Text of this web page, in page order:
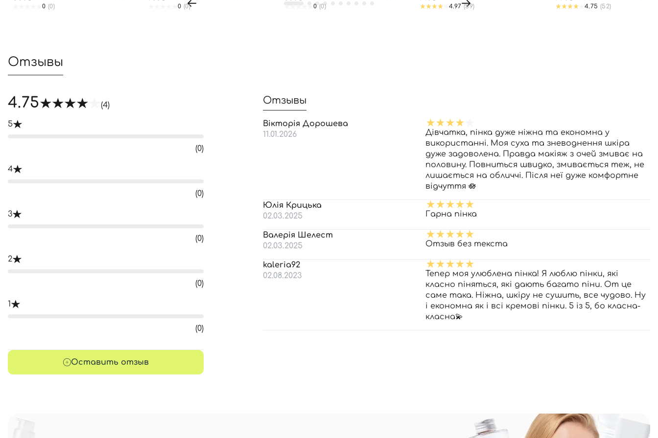
0 (0)
0 (0)
0 (0)
4.97 (59)
4.75 (52)
Отзывы
4.75 (4)
5
(0)
4
(0)
3
(0)
2
(0)
1
(0)
Оставить отзыв
Отзывы
Вікторія Дорошева
11.01.2026
Дівчатка, пінка дуже ніжна та економна у
використанні. Моя суха та зневоднення шкіра
дуже задоволена. Правда макіяж з очей змиває на
половину. Повниться швидко, змивається теж, не
лишається на обличчі. Після неї дуже комфортне
відчуття 🪷
Юлія Крицька
02.03.2025
Гарна пінка
Валерія Шелест
02.03.2025
Отзыв без текста
kaleria92
02.08.2023
Тепер моя улюблена пінка! Я люблю пінки, які
класно піняться, які дають багато піни. От це
саме така. Ніжна, шкіру не сушить, все чудово. Ну
і економна як і всі кремові пінки. 5 із 5, бо класна-
класна💫